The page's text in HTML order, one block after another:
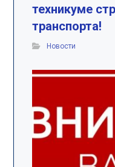
техникуме
транспорта!
Новости